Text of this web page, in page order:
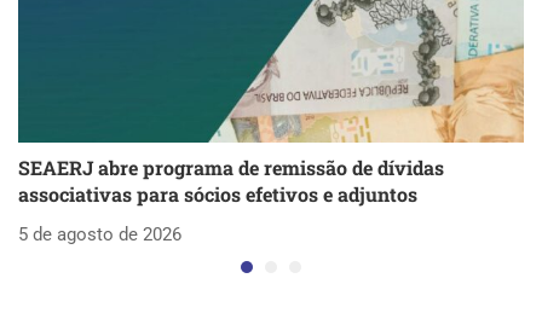
SEAERJ abre programa de remissão de dívidas
associativas para sócios efetivos e adjuntos
5 de agosto de 2026